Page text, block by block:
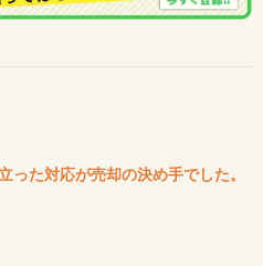
った対応が売却の決め手でした。